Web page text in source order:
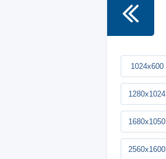
1024x600
1280x1024
1680x1050
2560x1600